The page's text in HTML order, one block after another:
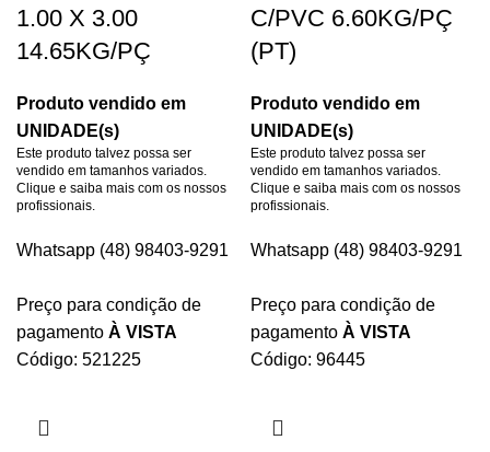
1.00 X 3.00
14.65KG/PÇ
Produto vendido em
UNIDADE(s)
Este produto talvez possa ser
vendido em tamanhos variados.
Clique e saiba mais com os nossos
profissionais.
Whatsapp (48) 98403-9291
Preço para condição de
pagamento À VISTA
Código: 521225
C/PVC 6.60KG/PÇ
(PT)
Produto vendido em
UNIDADE(s)
Este produto talvez possa ser
vendido em tamanhos variados.
Clique e saiba mais com os nossos
profissionais.
Whatsapp (48) 98403-9291
Preço para condição de
pagamento À VISTA
Código: 96445